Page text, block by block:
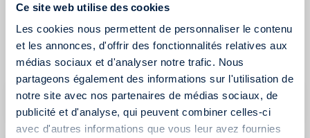
Ce site web utilise des cookies
Les cookies nous permettent de personnaliser le contenu
et les annonces, d'offrir des fonctionnalités relatives aux
médias sociaux et d'analyser notre trafic. Nous
partageons également des informations sur l'utilisation de
notre site avec nos partenaires de médias sociaux, de
publicité et d'analyse, qui peuvent combiner celles-ci
avec d'autres informations que vous leur avez fournies
réponses aux questions les plus fréquemment posées.
Si un sujet, sur lequel vous souhaitez obtenir des précisions, ne
se trouve pas dans cette liste, merci denous contacter.
Pourquoi ma caution est refusée par ma banque ?